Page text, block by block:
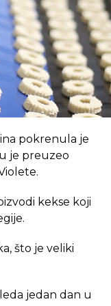
sličnim
i radnu
i
kontakata i
inkubator
pokrenula je
je preuzeo
kekse koji
što je veliki
jedan dan u